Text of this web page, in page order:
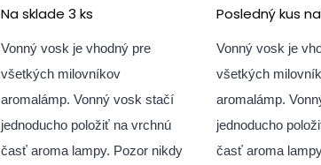
Na sklade 3 ks
Vonný vosk je vhodný pre
všetkých milovníkov
aromalámp. Vonný vosk stačí
jednoducho položiť na vrchnú
časť aroma lampy. Pozor nikdy
Posledný kus
Vonný vosk je
všetkých
aromalámp.
jednoducho
časť aroma